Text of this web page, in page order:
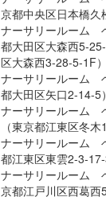
京都中央区日本橋久
ナーサリールーム
都大田区大森西5-
区大森西3-28-5-1F）
ナーサリールーム
都大田区矢口2-14-5）
ナーサリールーム
（東京都江東区冬木
ナーサリールーム
都江東区東雲2-3-17-
ナーサリールーム
京都江戸川区西葛西